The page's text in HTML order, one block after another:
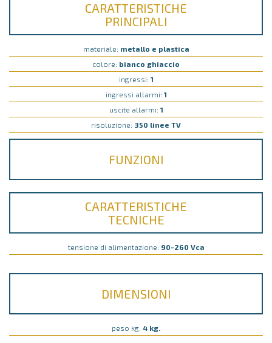
CARATTERISTICHE
PRINCIPALI
materiale: metallo e plastica
colore: bianco ghiaccio
ingressi: 1
ingressi allarmi: 1
uscite allarmi: 1
risoluzione: 350 linee TV
FUNZIONI
CARATTERISTICHE
TECNICHE
tensione di alimentazione: 90-260 Vca
DIMENSIONI
peso kg. 4 kg.